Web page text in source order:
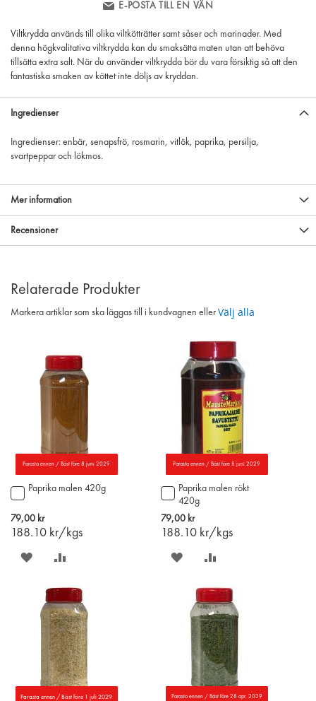
E-POSTA TILL EN VÄN
Viltkrydda används till olika viltkötträtter samt såser och marinader. Med
denna högkvalitativa viltkrydda kan du smaksätta maten utan att behöva
tillsätta extra salt. När du använder viltkrydda bör du vara försiktig så att den
fantastiska smaken av köttet inte döljs av kryddan.
Ingredienser
Ingredienser: enbär, senapsfrö, rosmarin, vitlök, paprika, persilja,
svartpeppar och lökmos.
Mer information
Recensioner
Relaterade Produkter
Markera artiklar som ska läggas till i kundvagnen eller Välj alla
Parasta ennen / Bäst före 8 juni 2029
Paprika malen 420g
79,00 kr
188.10 kr/kgs
Lägg
i
varukorgen
SPARA
ÖNSKELISTAN
JÄMFÖR
Parasta ennen / Bäst före 8 juni 2029
Paprika malen rökt
420g
79,00 kr
188.10 kr/kgs
Lägg
till
i
varukorgen
SPARA
ÖNSKELISTAN
JÄMFÖR
Parasta ennen / Bäst före 1 juli 2029 Parasta ennen / Bäst före 28 apr. 2029